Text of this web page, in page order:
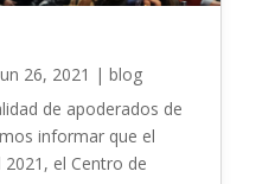
26, 2021 | blog
de apoderados de
informar que el
el Centro de